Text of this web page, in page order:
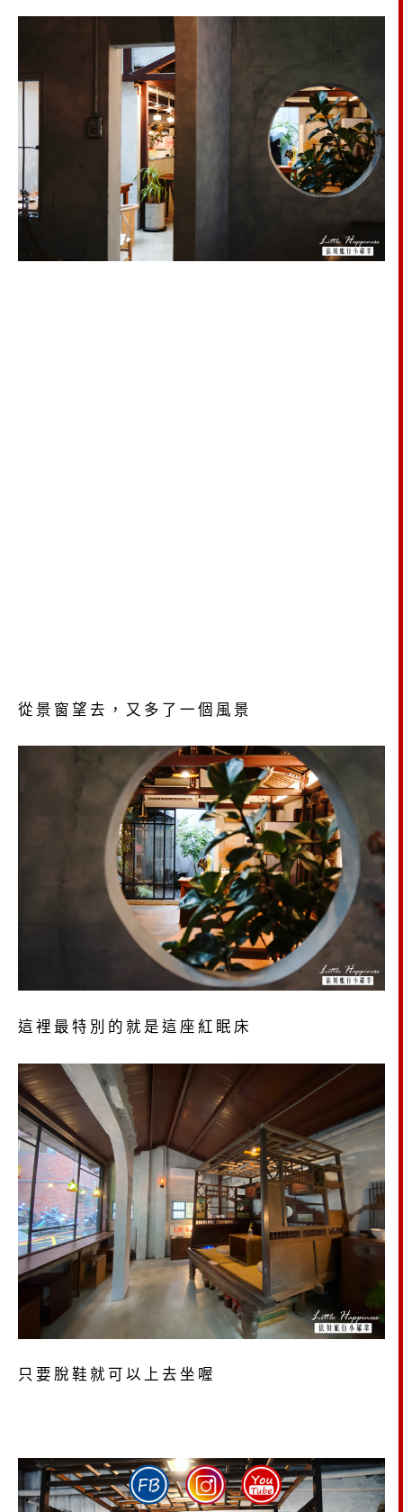
從景窗望去，又多了一個風景
這裡最特別的就是這座紅眠床
只要脫鞋就可以上去坐喔